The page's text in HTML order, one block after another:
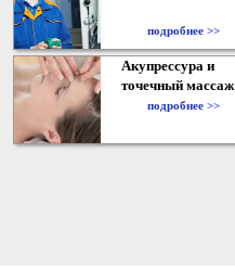
подробнее >>
Акупрессура и
точечный массаж
подробнее >>